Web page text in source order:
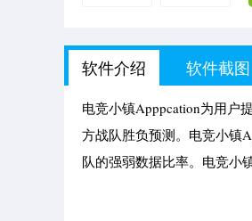
软件介绍 软件截图
电竞小镇Apppcation为用户
方战队胜负预测。电竞小镇
队的强弱数据比率。电竞小